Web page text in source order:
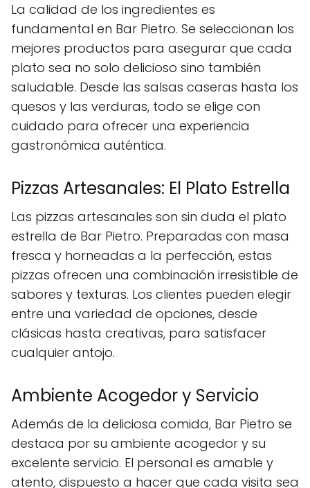
La calidad de los ingredientes es
fundamental en Bar Pietro. Se seleccionan los
mejores productos para asegurar que cada
plato sea no solo delicioso sino también
saludable. Desde las salsas caseras hasta los
quesos y las verduras, todo se elige con
cuidado para ofrecer una experiencia
gastronómica auténtica.
Pizzas Artesanales: El Plato Estrella
Las pizzas artesanales son sin duda el plato
estrella de Bar Pietro. Preparadas con masa
fresca y horneadas a la perfección, estas
pizzas ofrecen una combinación irresistible de
sabores y texturas. Los clientes pueden elegir
entre una variedad de opciones, desde
clásicas hasta creativas, para satisfacer
cualquier antojo.
Ambiente Acogedor y Servicio
Además de la deliciosa comida, Bar Pietro se
destaca por su ambiente acogedor y su
excelente servicio. El personal es amable y
atento, dispuesto a hacer que cada visita sea